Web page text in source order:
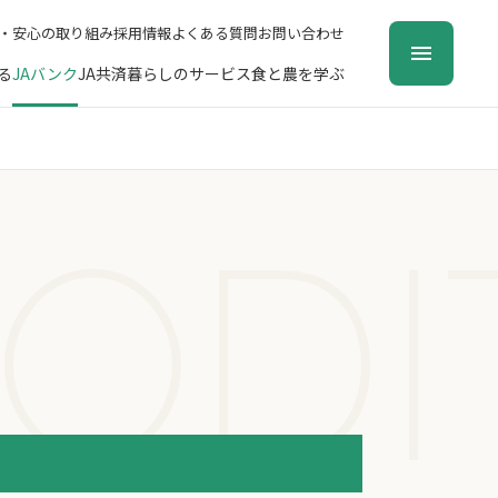
安心の取り組み採用情報よくある質問お問い合わせ
JAバンクJA共済暮らしのサービス食と農を学ぶ